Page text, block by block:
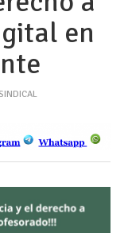
en